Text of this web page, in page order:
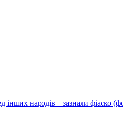
інших народів – зазнали фіаско